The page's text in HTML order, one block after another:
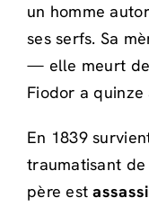
un homme
ses serfs. Sa
— elle meurt de
Fiodor a quinze
En 1839
traumatisant de
père est